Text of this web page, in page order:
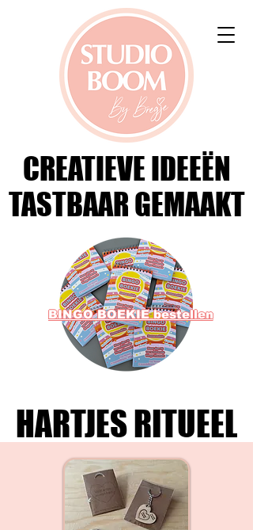
CREATIEVE IDEEËN
TASTBAAR GEMAAKT
CREATIEVE IDEEËN
TASTBAAR GEMAAKT
BINGO BOEKIE bestellen
HARTJES RITUEEL
HARTJES RITUEEL